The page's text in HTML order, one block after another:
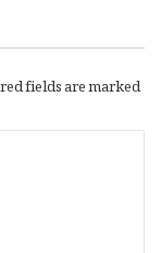
fields are marked